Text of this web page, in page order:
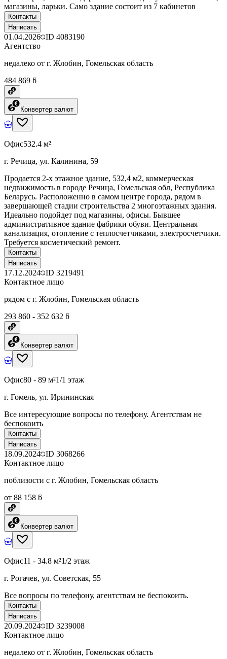
магазины, ларьки. Само здание состоит из 7 кабинетов
Контакты
Написать
01.04.2026 ID 4083190
Агентство
недалеко от г. Жлобин, Гомельская область
484 869 ƃ
Конвертер валют
Офис532.4 м²
г. Речица, ул. Калинина, 59
Продается 2-х этажное здание, 532,4 м2, коммерческая
недвижимость в городе Речица, Гомельская обл, Республика
Беларусь. Расположенно в самом центре города, рядом в
завершающей стадии строительства 2 многоэтажных здания.
Идеально подойдет под магазины, офисы. Бывшее
административное здание фабрики обуви. Центральная
канализация, отопление с теплосчетчиками, электросчетчики.
Требуется косметический ремонт.
Контакты
Написать
17.12.2024 ID 3219491
Контактное лицо
рядом с г. Жлобин, Гомельская область
293 860 - 352 632 ƃ
Конвертер валют
Офис80 - 89 м²1/1 этаж
г. Гомель, ул. Ирининская
Все интересующие вопросы по телефону. Агентствам не
беспокоить
Контакты
Написать
18.09.2024 ID 3068266
Контактное лицо
поблизости с г. Жлобин, Гомельская область
от 88 158 ƃ
Конвертер валют
Офис11 - 34.8 м²1/2 этаж
г. Рогачев, ул. Советская, 55
Все вопросы по телефону, агентствам не беспокоить.
Контакты
Написать
20.09.2024 ID 3239008
Контактное лицо
недалеко от г. Жлобин, Гомельская область